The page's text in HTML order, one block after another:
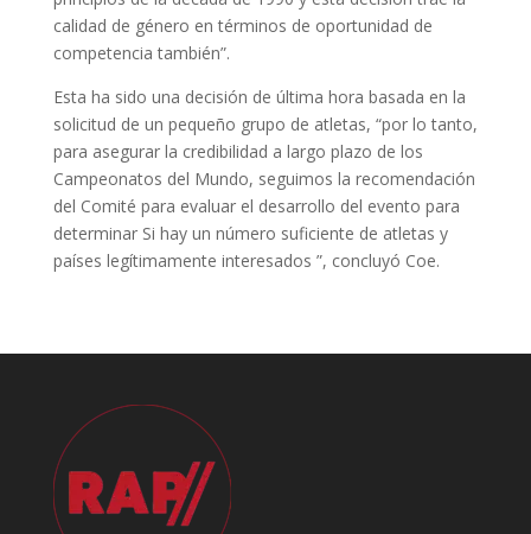
calidad de género en términos de oportunidad de
competencia también”.
Esta ha sido una decisión de última hora basada en la
solicitud de un pequeño grupo de atletas, “por lo tanto,
para asegurar la credibilidad a largo plazo de los
Campeonatos del Mundo, seguimos la recomendación
del Comité para evaluar el desarrollo del evento para
determinar Si hay un número suficiente de atletas y
países legítimamente interesados ​​”, concluyó Coe.